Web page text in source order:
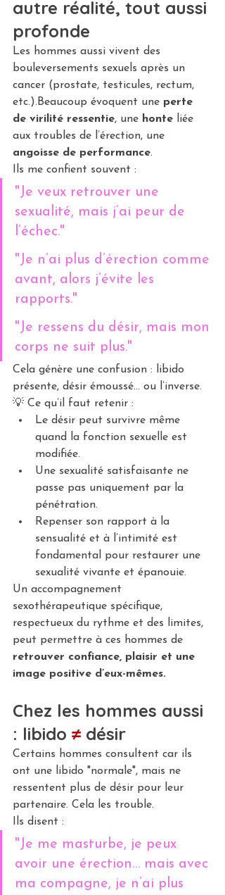
autre réalité, tout aussi
profonde
Les hommes aussi vivent des
bouleversements sexuels après un
cancer (prostate, testicules, rectum,
etc.).Beaucoup évoquent une perte
de virilité ressentie, une honte liée
aux troubles de l’érection, une
angoisse de performance.
Ils me confient souvent :
"Je veux retrouver une
sexualité, mais j’ai peur de
l’échec."
"Je n’ai plus d’érection comme
avant, alors j’évite les
rapports."
"Je ressens du désir, mais mon
corps ne suit plus."
Cela génère une confusion : libido
présente, désir émoussé… ou l’inverse.
💡 Ce qu’il faut retenir :
Le désir peut survivre même
quand la fonction sexuelle est
modifiée.
Une sexualité satisfaisante ne
passe pas uniquement par la
pénétration.
Repenser son rapport à la
sensualité et à l’intimité est
fondamental pour restaurer une
sexualité vivante et épanouie.
Un accompagnement
sexothérapeutique spécifique,
respectueux du rythme et des limites,
peut permettre à ces hommes de
retrouver confiance, plaisir et une
image positive d’eux-mêmes.
Chez les hommes aussi
: libido ≠ désir
Certains hommes consultent car ils
ont une libido "normale", mais ne
ressentent plus de désir pour leur
partenaire. Cela les trouble.
Ils disent :
"Je me masturbe, je peux
avoir une érection… mais avec
ma compagne, je n’ai plus